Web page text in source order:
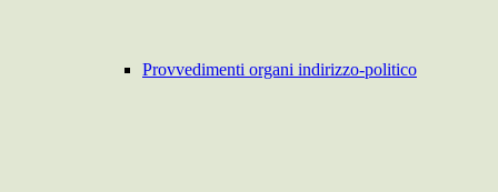
Provvedimenti organi indirizzo-politico